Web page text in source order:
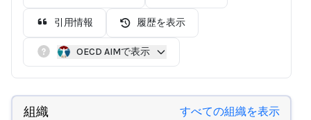
引用情報 履歴を表示
OECD AIMで表示
組織 すべての組織を表示